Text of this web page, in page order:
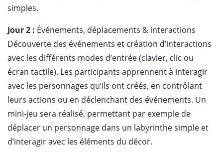
simples.
Jour 2 : Événements, déplacements & interactions
Découverte des événements et création d’interactions
avec les différents modes d’entrée (clavier, clic ou
écran tactile). Les participants apprennent à interagir
avec les personnages qu’ils ont créés, en contrôlant
leurs actions ou en déclenchant des événements. Un
mini-jeu sera réalisé, permettant par exemple de
déplacer un personnage dans un labyrinthe simple et
d’interagir avec les éléments du décor.